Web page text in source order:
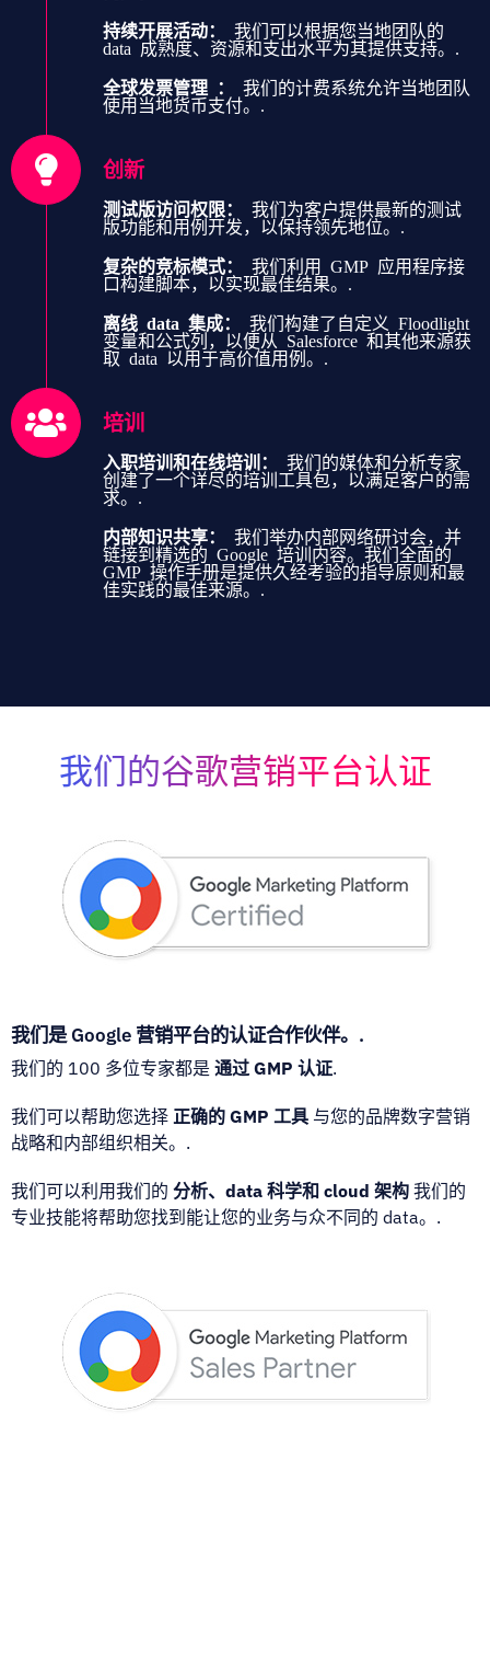
持续开展活动：
我们可以根据您当地团队的
data 成熟度、资源和支出水平为其提供支持。.
全球发票管理 ：
我们的计费系统允许当地团队
使用当地货币支付。.
创新
测试版访问权限：
我们为客户提供最新的测试
版功能和用例开发，以保持领先地位。.
复杂的竞标模式：
我们利用 GMP 应用程序接
口构建脚本，以实现最佳结果。.
离线 data 集成：
我们构建了自定义 Floodlight
变量和公式列，以便从 Salesforce 和其他来源获
取 data 以用于高价值用例。.
培训
入职培训和在线培训：
我们的媒体和分析专家
创建了一个详尽的培训工具包，以满足客户的需
求。.
内部知识共享：我们举办内部网络研讨会，并
链接到精选的 Google 培训内容。我们全面的
GMP 操作手册是提供久经考验的指导原则和最
佳实践的最佳来源。.
我们的谷歌营销平台认证
我们是 Google 营销平台的认证合作伙伴。.
我们的 100 多位专家都是通过 GMP 认证.
我们可以帮助您选择 正确的 GMP 工具 与您的品牌数字营销
战略和内部组织相关。.
我们可以利用我们的分析、data 科学和 cloud 架构 我们的
专业技能将帮助您找到能让您的业务与众不同的 data。.